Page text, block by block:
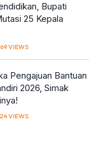
Bupati
25 Kepala
VIEWS
Pengajuan Bantuan
2026, Simak
VIEWS